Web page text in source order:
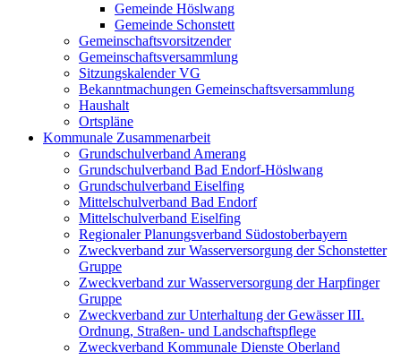
Gemeinde Höslwang
Gemeinde Schonstett
Gemeinschaftsvorsitzender
Gemeinschaftsversammlung
Sitzungskalender VG
Bekanntmachungen Gemeinschaftsversammlung
Haushalt
Ortspläne
Kommunale Zusammenarbeit
Grundschulverband Amerang
Grundschulverband Bad Endorf-Höslwang
Grundschulverband Eiselfing
Mittelschulverband Bad Endorf
Mittelschulverband Eiselfing
Regionaler Planungsverband Südostoberbayern
Zweckverband zur Wasserversorgung der Schonstetter
Gruppe
Zweckverband zur Wasserversorgung der Harpfinger
Gruppe
Zweckverband zur Unterhaltung der Gewässer III.
Ordnung, Straßen- und Landschaftspflege
Zweckverband Kommunale Dienste Oberland